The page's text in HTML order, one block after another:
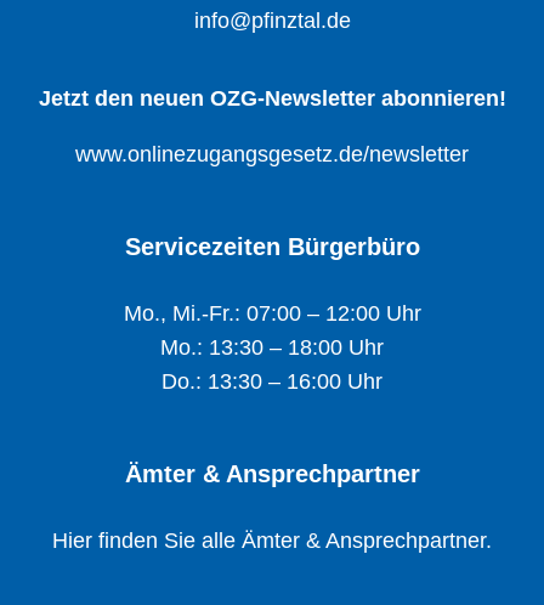
info@pfinztal.de
Jetzt den neuen OZG-Newsletter abonnieren!
www.onlinezugangsgesetz.de/newsletter
Servicezeiten Bürgerbüro
Mo., Mi.-Fr.: 07:00 – 12:00 Uhr
Mo.: 13:30 – 18:00 Uhr
Do.: 13:30 – 16:00 Uhr
Ämter & Ansprechpartner
Hier finden Sie alle Ämter & Ansprechpartner.